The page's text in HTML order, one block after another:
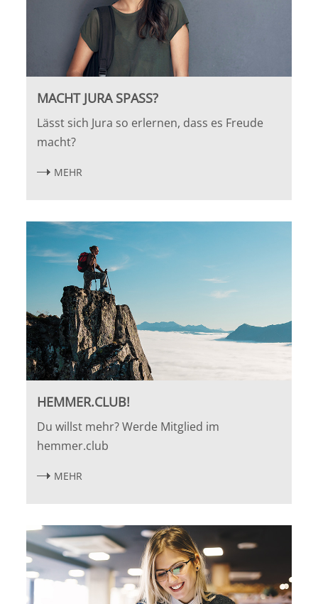
MACHT JURA SPASS?
Lässt sich Jura so erlernen, dass es Freude
macht?
MEHR
HEMMER.CLUB!
Du willst mehr? Werde Mitglied im
hemmer.club
MEHR